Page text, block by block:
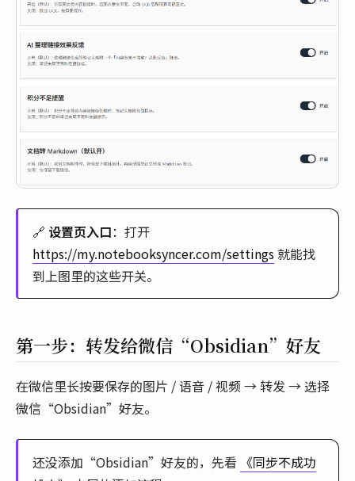
🔗 设置页入口：打开
https://my.notebooksyncer.com/settings就能找
到上图里的这些开关。
第一步：转发给微信“Obsidian”好友
在微信里长按要保存的图片 / 语音 / 视频 → 转发 → 选择
微信“Obsidian”好友。
还没添加“Obsidian”好友的，先看 《同步不成功